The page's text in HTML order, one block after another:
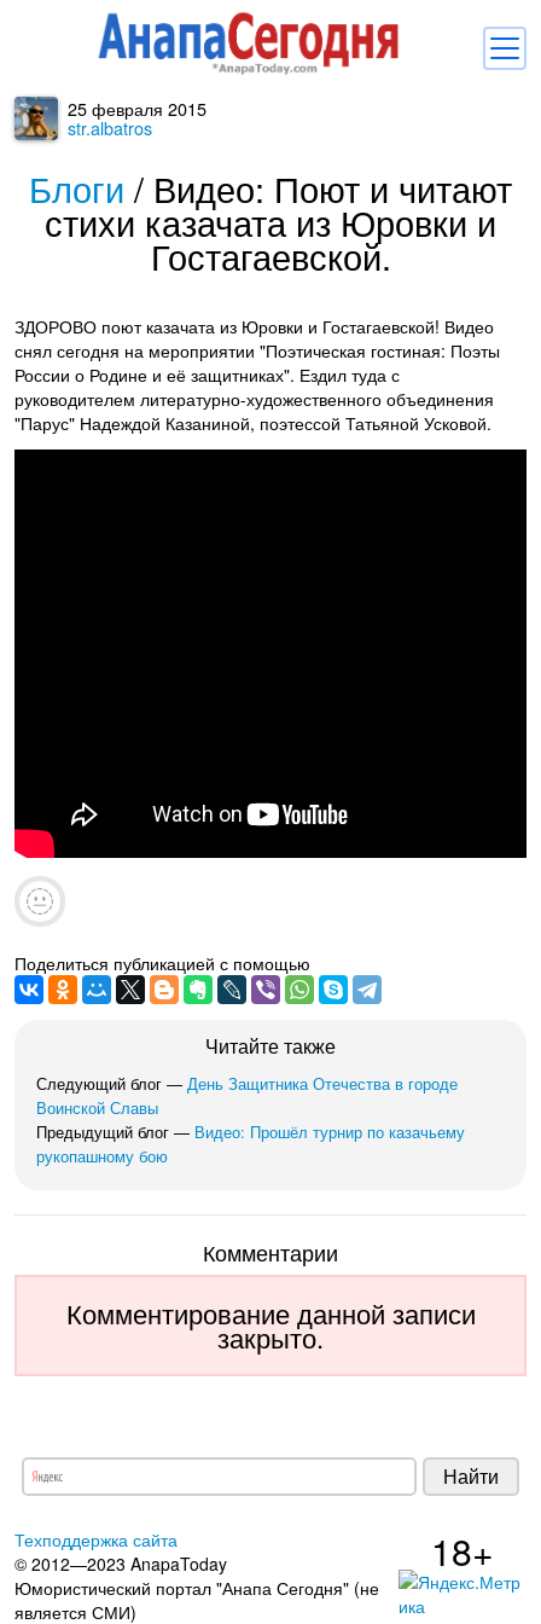
Комментарии
Балачка
Библиотека
Регистрация и Вход
25 февраля 2015
str.albatros
Блоги / Видео: Поют и читают
стихи казачата из Юровки и
Гостагаевской.
ЗДОРОВО поют казачата из Юровки и Гостагаевской! Видео
снял сегодня на мероприятии "Поэтическая гостиная: Поэты
России о Родине и её защитниках". Ездил туда с
руководителем литературно-художественного объединения
"Парус" Надеждой Казаниной, поэтессой Татьяной Усковой.
Поделиться публикацией с помощью
Читайте также
Следующий блог — День Защитника Отечества в городе
Воинской Славы
Предыдущий блог — Видео: Прошёл турнир по казачьему
рукопашному бою
Комментарии
Комментирование данной записи
закрыто.
Техподдержка сайта
© 2012—2023 AnapaToday
Юмористический портал "Анапа Сегодня" (не
является СМИ)
18+